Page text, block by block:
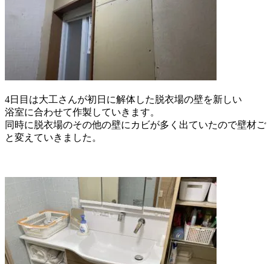
4日目は大工さんが初日に解体した脱衣場の壁を新しい
浴室に合わせて作製していきます。
同時に脱衣場のその他の壁にカビが多く出ていたので壁材ご
と変えていきました。